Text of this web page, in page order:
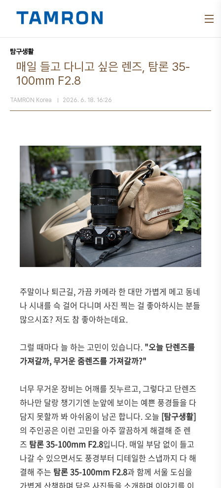
탐구생활
매일 들고 다니고 싶은 렌즈, 탐론 35-
100mm F2.8
TAMRON Korea 2026. 6. 18. 16:26
주말이나 퇴근길, 가끔 카메라 한 대만 가볍게 메고 동네
나 시내를 슥 걸어 다니며 사진 찍는 걸 좋아하시는 분들
많으시죠? 저도 참 좋아하는데요.
그럴 때마다 늘 하는 고민이 있습니다. "오늘 단렌즈를
가져갈까, 무거운 줌렌즈를 가져갈까?"
너무 무거운 장비는 어깨를 짓누르고, 그렇다고 단렌즈
하나만 달랑 챙기기엔 눈앞에 보이는 예쁜 풍경들을 다
담지 못할까 봐 아쉬움이 남곤 합니다. 오늘 [탐구생활]
의 주인공은 이런 고민을 아주 깔끔하게 해결해 준 렌
즈 탐론 35-100mm F2.8입니다. 매일 부담 없이 들고
나갈 수 있으면서도 풍경부터 디테일한 스냅까지 다 해
결해 주는 탐론 35-100mm F2.8과 함께 서울 도심을
가볍게 산책하며 담은 사진들을 소개하며 이야기를 이